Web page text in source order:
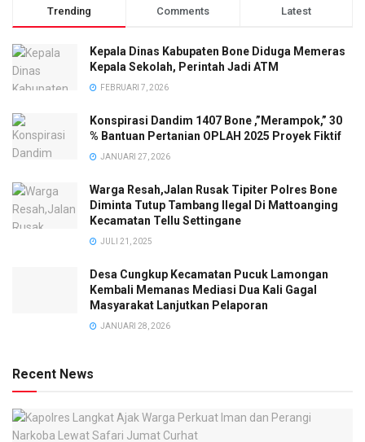
Trending Comments Latest
Kepala Dinas Kabupaten Bone Diduga Memeras
Kepala Sekolah, Perintah Jadi ATM
FEBRUARI 7, 2026
Konspirasi Dandim 1407 Bone ,”Merampok,” 30
% Bantuan Pertanian OPLAH 2025 Proyek Fiktif
JANUARI 27, 2026
Warga Resah,Jalan Rusak Tipiter Polres Bone
Diminta Tutup Tambang Ilegal Di Mattoanging
Kecamatan Tellu Settingane
JULI 21, 2025
Desa Cungkup Kecamatan Pucuk Lamongan
Kembali Memanas Mediasi Dua Kali Gagal
Masyarakat Lanjutkan Pelaporan
JANUARI 28, 2026
Recent News